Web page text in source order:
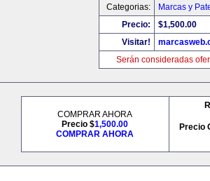
Categorias:
Marcas y
Precio:
$1,500.00
Visitar!
Serán consideradas
COMPRAR AHORA
Precio $1,500.00
COMPRAR AHORA
Precio